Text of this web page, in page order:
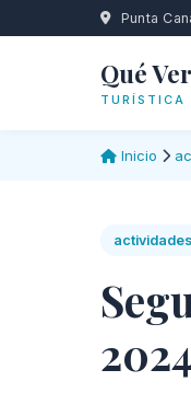
Punta
Qué
TURÍSTICA
Inicio
actividades
2024